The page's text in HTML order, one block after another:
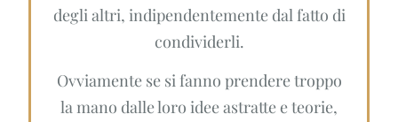
degli altri, indipendentemente dal fatto di
condividerli.
Ovviamente se si fanno prendere troppo
la mano dalle loro idee astratte e teorie,